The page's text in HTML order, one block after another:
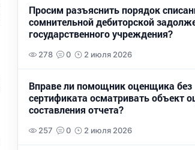
Просим разъяснить порядок
сомнительной дебиторской
государственного учреждения?
278 0 2 июля 2026
Вправе ли помощник оценщика без
сертификата осматривать объект
составления отчета?
257 0 2 июля 2026